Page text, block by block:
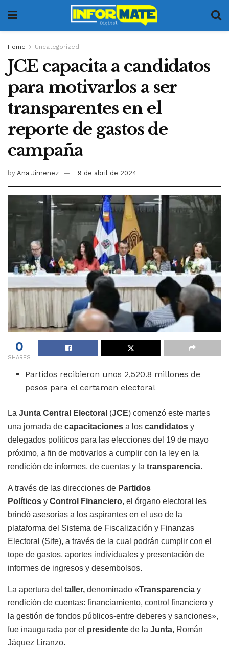
Home Uncategorized
JCE capacita a candidatos
para motivarlos a ser
transparentes en el
reporte de gastos de
campaña
by Ana Jimenez 9 de abril de 2024
0
SHARES
Partidos recibieron unos 2,520.8 millones de
pesos para el certamen electoral
La Junta Central Electoral (JCE) comenzó este martes
una jornada de capacitaciones a los candidatos y
delegados políticos para las elecciones del 19 de mayo
próximo, a fin de motivarlos a cumplir con la ley en la
rendición de informes, de cuentas y la transparencia.
A través de las direcciones de Partidos
Políticos y Control Financiero, el órgano electoral les
brindó asesorías a los aspirantes en el uso de la
plataforma del Sistema de Fiscalización y Finanzas
Electoral (Sife), a través de la cual podrán cumplir con el
tope de gastos, aportes individuales y presentación de
informes de ingresos y desembolsos.
La apertura del taller, denominado «Transparencia y
rendición de cuentas: financiamiento, control financiero y
la gestión de fondos públicos-entre deberes y sanciones»,
fue inaugurada por el presidente de la Junta, Román
Jáquez Liranzo.